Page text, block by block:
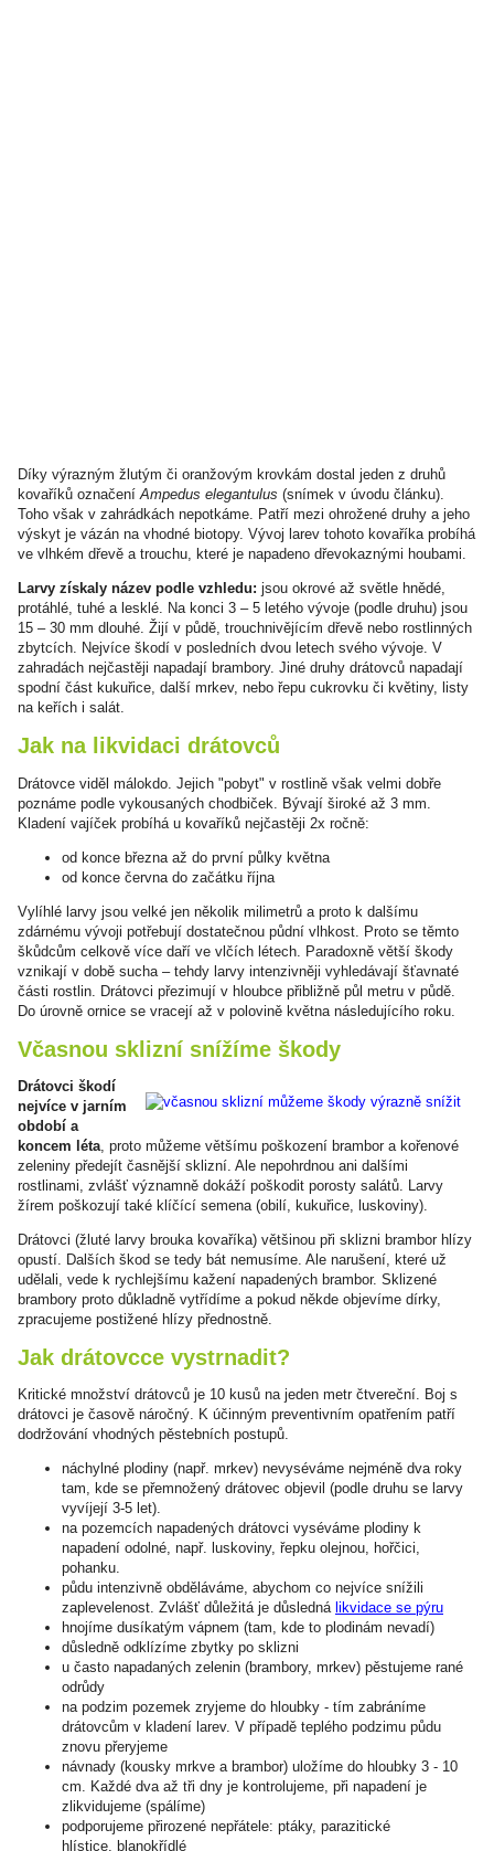
Díky výrazným žlutým či oranžovým krovkám dostal jeden z druhů
kovaříků označeníAmpedus elegantulus (snímek v úvodu článku).
Toho však v zahrádkách nepotkáme. Patří mezi ohrožené druhy a jeho
výskyt je vázán na vhodné biotopy. Vývoj larev tohoto kovaříka probíhá
ve vlhkém dřevě a trouchu, které je napadeno dřevokaznými houbami.
Larvy získaly název podle vzhledu: jsou okrové až světle hnědé,
protáhlé, tuhé a lesklé. Na konci 3 – 5 letého vývoje (podle druhu) jsou
15 – 30 mm dlouhé. Žijí v půdě, trouchnivějícím dřevě nebo rostlinných
zbytcích. Nejvíce škodí v posledních dvou letech svého vývoje. V
zahradách nejčastěji napadají brambory. Jiné druhy drátovců napadají
spodní část kukuřice, další mrkev, nebo řepu cukrovku či květiny, listy
na keřích i salát.
Jak na likvidaci drátovců
Drátovce viděl málokdo. Jejich "pobyt" v rostlině však velmi dobře
poznáme podle vykousaných chodbiček. Bývají široké až 3 mm.
Kladení vajíček probíhá u kovaříků nejčastěji 2x ročně:
od konce března až do první půlky května
od konce června do začátku října
Vylíhlé larvy jsou velké jen několik milimetrů a proto k dalšímu
zdárnému vývoji potřebují dostatečnou půdní vlhkost. Proto se těmto
škůdcům celkově více daří ve vlčích létech. Paradoxně větší škody
vznikají v době sucha – tehdy larvy intenzivněji vyhledávají šťavnaté
části rostlin. Drátovci přezimují v hloubce přibližně půl metru v půdě.
Do úrovně ornice se vracejí až v polovině května následujícího roku.
Včasnou sklizní snížíme škody
Drátovci škodí
nejvíce v jarním
období a
koncem léta , proto můžeme většímu poškození brambor a kořenové
zeleniny předejít časnější sklizní. Ale nepohrdnou ani dalšími
rostlinami, zvlášť významně dokáží poškodit porosty salátů. Larvy
žírem poškozují také klíčící semena (obilí, kukuřice, luskoviny).
Drátovci (žluté larvy brouka kovaříka) většinou při sklizni brambor hlízy
opustí. Dalších škod se tedy bát nemusíme. Ale narušení, které už
udělali, vede k rychlejšímu kažení napadených brambor. Sklizené
brambory proto důkladně vytřídíme a pokud někde objevíme dírky,
zpracujeme postižené hlízy přednostně.
Jak drátovcce vystrnadit?
Kritické množství drátovců je 10 kusů na jeden metr čtvereční. Boj s
drátovci je časově náročný. K účinným preventivním opatřením patří
dodržování vhodných pěstebních postupů.
náchylné plodiny (např. mrkev) nevyséváme nejméně dva roky
tam, kde se přemnožený drátovec objevil (podle druhu se larvy
vyvíjejí 3-5 let).
na pozemcích napadených drátovci vyséváme plodiny k
napadení odolné, např. luskoviny, řepku olejnou, hořčici,
pohanku.
půdu intenzivně obděláváme, abychom co nejvíce snížili
zaplevelenost. Zvlášť důležitá je důsledná likvidace se pýru
hnojíme dusíkatým vápnem (tam, kde to plodinám nevadí)
důsledně odklízíme zbytky po sklizni
u často napadaných zelenin (brambory, mrkev) pěstujeme rané
odrůdy
na podzim pozemek zryjeme do hloubky - tím zabráníme
drátovcům v kladení larev. V případě teplého podzimu půdu
znovu přeryjeme
návnady (kousky mrkve a brambor) uložíme do hloubky 3 - 10
cm. Každé dva až tři dny je kontrolujeme, při napadení je
zlikvidujeme (spálíme)
podporujeme přirozené nepřátele: ptáky, parazitické
hlístice, blanokřídlé